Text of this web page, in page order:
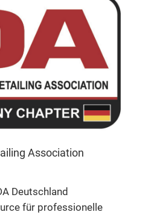
Association
Deutschland
für professionelle